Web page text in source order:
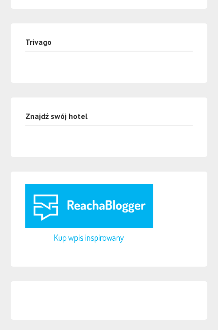
Trivago
Znajdź swój hotel